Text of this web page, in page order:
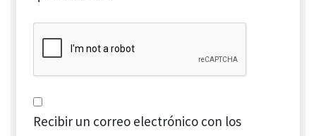
Recibir un correo electrónico con los